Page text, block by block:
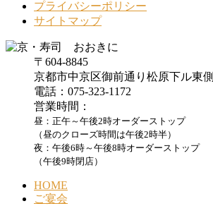
プライバシーポリシー
サイトマップ
〒604-8845
京都市中京区御前通り松原下ル東側
電話：075-323-1172
営業時間：
昼：正午～午後2時オーダーストップ
（昼のクローズ時間は午後2時半）
夜：午後6時～午後8時オーダーストップ
（午後9時閉店）
HOME
ご宴会